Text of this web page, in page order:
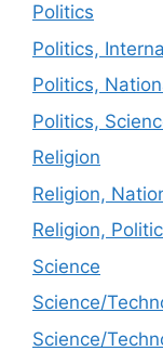
Politics
Politics,
Politics,
Politics,
Religion
Religion,
Religion,
Science
Science/
Science/